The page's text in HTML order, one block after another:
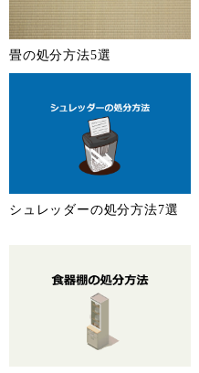
畳の処分方法5選
シュレッダーの処分方法7選